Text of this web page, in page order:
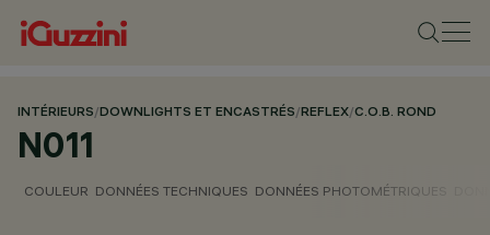
INTÉRIEURS/DOWNLIGHTS ET ENCASTRÉS/REFLEX/C.O.B. ROND
N011
COULEUR DONNÉES TECHNIQUES DONNÉES PHOTOMÉTRIQUES